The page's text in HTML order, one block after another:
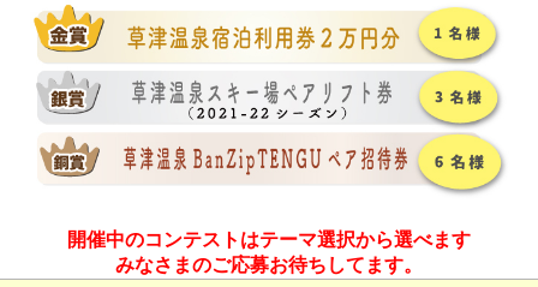
開催中のコンテストはテーマ選択から選べます
みなさまのご応募お待ちしてます。